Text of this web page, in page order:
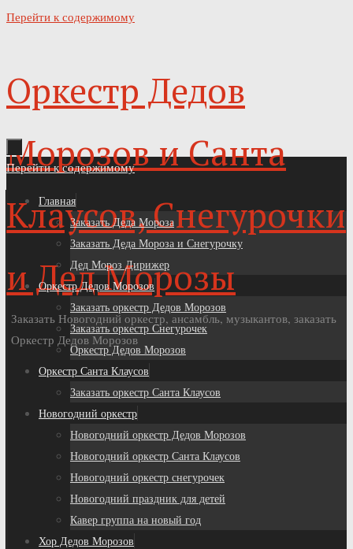
Перейти к содержимому
Оркестр Дедов
Морозов и Санта
Клаусов, Снегурочки
и Дед Морозы
Заказать Новогодний оркестр, ансамбль, музыкантов, заказать
Оркестр Дедов Морозов
Перейти к содержимому
Главная
Заказать Деда Мороза
Заказать Деда Мороза и Снегурочку
Дед Мороз Дирижер
Оркестр Дедов Морозов
Заказать оркестр Дедов Морозов
Заказать оркестр Снегурочек
Оркестр Дедов Морозов
Оркестр Санта Клаусов
Заказать оркестр Санта Клаусов
Новогодний оркестр
Новогодний оркестр Дедов Морозов
Новогодний оркестр Санта Клаусов
Новогодний оркестр снегурочек
Новогодний праздник для детей
Кавер группа на новый год
Хор Дедов Морозов